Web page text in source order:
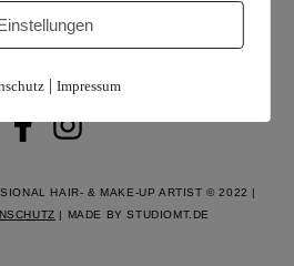
HAIR- & MAKE-UP ARTIST © 2022 |
| MADE BY STUDIOMT.DE
| Impressum